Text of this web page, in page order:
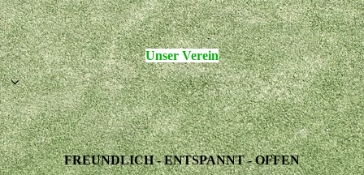
Unser Verein
FREUNDLICH - ENTSPANNT - OFFEN